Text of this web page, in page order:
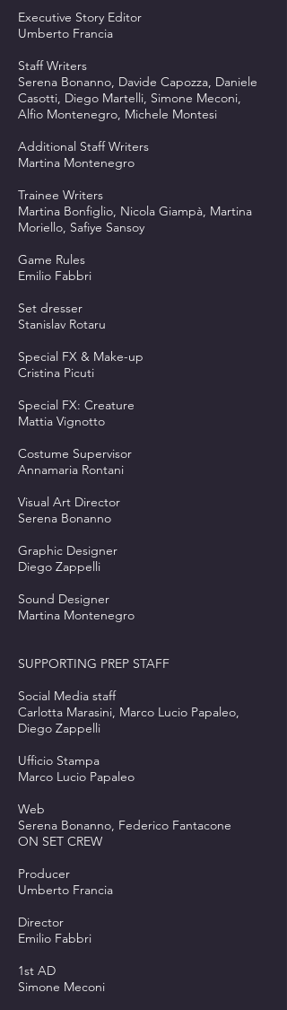
Executive Story Editor
Umberto Francia
Staff Writers
Serena Bonanno, Davide Capozza, Daniele
Casotti, Diego Martelli, Simone Meconi,
Alfio Montenegro, Michele Montesi
Additional Staff Writers
Martina Montenegro
Trainee Writers
Martina Bonfiglio, Nicola Giampà, Martina
Moriello, Safiye Sansoy
Game Rules
Emilio Fabbri
Set dresser
Stanislav Rotaru
Special FX & Make-up
Cristina Picuti
Special FX: Creature
Mattia Vignotto
Costume Supervisor
Annamaria Rontani
Visual Art Director
Serena Bonanno
Graphic Designer
Diego Zappelli
Sound Designer
Martina Montenegro
SUPPORTING PREP STAFF
Social Media staff
Carlotta Marasini, Marco Lucio Papaleo,
Diego Zappelli
Ufficio Stampa
Marco Lucio Papaleo
Web
Serena Bonanno, Federico Fantacone
ON SET CREW
Producer
Umberto Francia
Director
Emilio Fabbri
1st AD
Simone Meconi